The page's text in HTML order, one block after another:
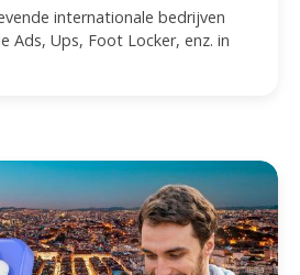
internationale bedrijven
Ads, Ups, Foot Locker, enz. in